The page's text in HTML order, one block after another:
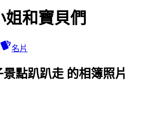
姐和寶貝們
名片
點趴趴走 的相簿照片